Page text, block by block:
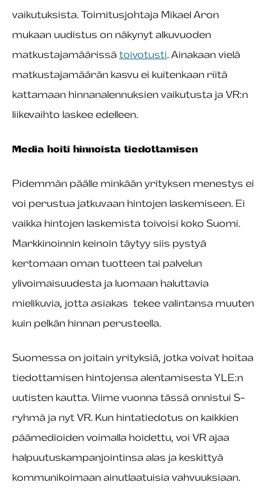
vaikutuksista. Toimitusjohtaja Mikael Aron
mukaan uudistus on näkynyt alkuvuoden
matkustajamäärissätoivotusti. Ainakaan vielä
matkustajamäärän kasvu ei kuitenkaan riitä
kattamaan hinnanalennuksien vaikutusta ja VR:n
liikevaihto laskee edelleen.
Media hoiti hinnoista tiedottamisen
Pidemmän päälle minkään yrityksen menestys ei
voi perustua jatkuvaan hintojen laskemiseen. Ei
vaikka hintojen laskemista toivoisi koko Suomi.
Markkinoinnin keinoin täytyy siis pystyä
kertomaan oman tuotteen tai palvelun
ylivoimaisuudesta ja luomaan haluttavia
mielikuvia, jotta asiakas tekee valintansa muuten
kuin pelkän hinnan perusteella.
Suomessa on joitain yrityksiä, jotka voivat hoitaa
tiedottamisen hintojensa alentamisesta YLE:n
uutisten kautta. Viime vuonna tässä onnistui S-
ryhmä ja nyt VR. Kun hintatiedotus on kaikkien
päämedioiden voimalla hoidettu, voi VR ajaa
halpuutuskampanjointinsa alas ja keskittyä
kommunikoimaan ainutlaatuisia vahvuuksiaan.